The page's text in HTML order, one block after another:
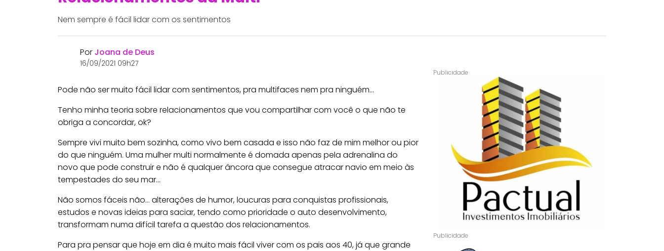
Nem sempre é fácil lidar com os sentimentos
Por Joana de Deus
16/09/2021 09h27
Pode não ser muito fácil lidar com sentimentos, pra multifaces nem pra ninguém…
Tenho minha teoria sobre relacionamentos que vou compartilhar com você o que não te
obriga a concordar, ok?
Sempre vivi muito bem sozinha, como vivo bem casada e isso não faz de mim melhor ou pior
do que ninguém. Uma mulher multi normalmente é domada apenas pela adrenalina do
novo que pode construir e não é qualquer âncora que consegue atracar navio em meio às
tempestades do seu mar…
Não somos fáceis não… alterações de humor, loucuras para conquistas profissionais,
estudos e novas ideias para saciar, tendo como prioridade o auto desenvolvimento,
transformam numa difícil tarefa a questão dos relacionamentos.
Para pra pensar que hoje em dia é muito mais fácil viver com os pais aos 40, já que grande